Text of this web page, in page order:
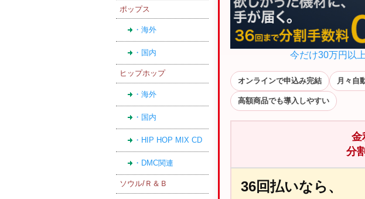
ポップス
・海外
・国内
ヒップホップ
・海外
・国内
・HIP HOP MIX CD
・DMC関連
ソウル/Ｒ＆Ｂ
今だけ30万円以
オンラインで申込み完結 月々自
高額商品でも導入しやすい
金
分
36回払いなら、